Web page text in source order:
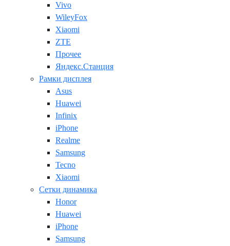
Vivo
WileyFox
Xiaomi
ZTE
Прочее
Яндекс.Станция
Рамки дисплея
Asus
Huawei
Infinix
iPhone
Realme
Samsung
Tecno
Xiaomi
Сетки динамика
Honor
Huawei
iPhone
Samsung